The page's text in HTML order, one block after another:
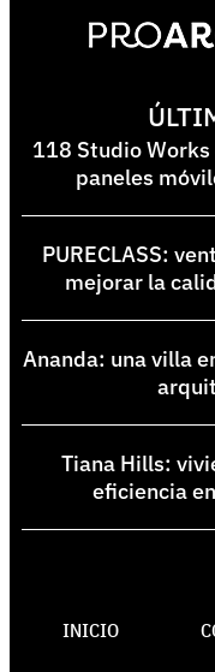
118 Studio
paneles
PURECLASS:
mejorar la
Ananda: una villa
Tiana Hills:
eficiencia
INICIO